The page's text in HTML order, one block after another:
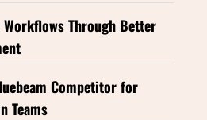
Through Better
Competitor for
Teams